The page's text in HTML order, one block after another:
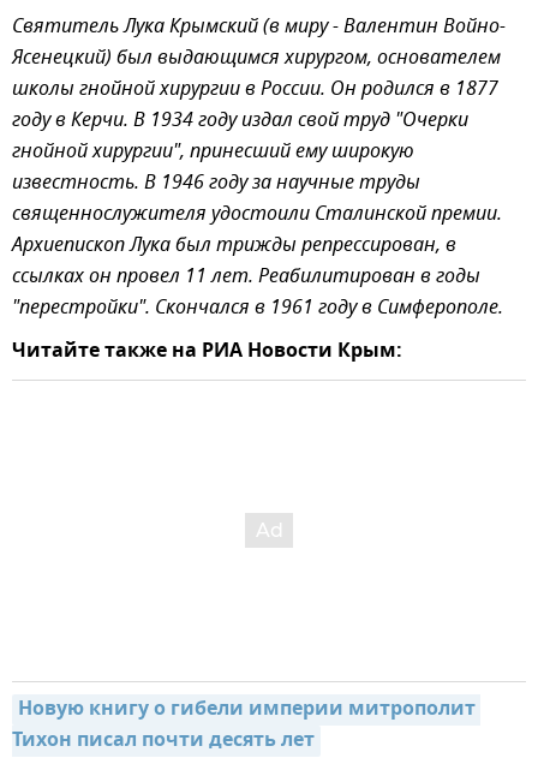
Святитель Лука Крымский (в миру - Валентин Войно-
Ясенецкий) был выдающимся хирургом, основателем
школы гнойной хирургии в России. Он родился в 1877
году в Керчи. В 1934 году издал свой труд "Очерки
гнойной хирургии", принесший ему широкую
известность. В 1946 году за научные труды
священнослужителя удостоили Сталинской премии.
Архиепископ Лука был трижды репрессирован, в
ссылках он провел 11 лет. Реабилитирован в годы
"перестройки". Скончался в 1961 году в Симферополе.
Читайте также на РИА Новости Крым:
Новую книгу о гибели империи митрополит
Тихон писал почти десять лет